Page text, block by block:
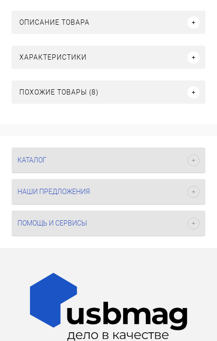
ОПИСАНИЕ ТОВАРА
ХАРАКТЕРИСТИКИ
ПОХОЖИЕ ТОВАРЫ (8)
КАТАЛОГ
НАШИ ПРЕДЛОЖЕНИЯ
ПОМОЩЬ И СЕРВИСЫ